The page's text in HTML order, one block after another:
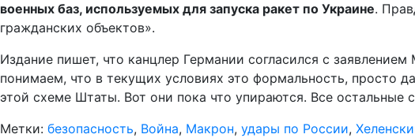
военных баз, используемых для запуска ракет по Украине.
гражданских объектов».
Издание пишет, что канцлер Германии согласился с заявлением
понимаем, что в текущих условиях это формальность, просто
этой схеме Штаты. Вот они пока что упираются. Все остальные
Метки: безопасность, Война, Макрон, удары по России,